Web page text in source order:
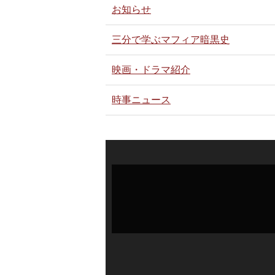
お知らせ
三分で学ぶマフィア暗黒史
映画・ドラマ紹介
時事ニュース